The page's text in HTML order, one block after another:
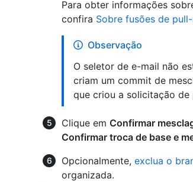
Para obter informações
confira Sobre fusões de
Observação
O seletor de e-mail não
criam um commit de
que criou a solicitação
Clique em Confirmar
Confirmar troca de base e
Opcionalmente, exclua o
organizada.